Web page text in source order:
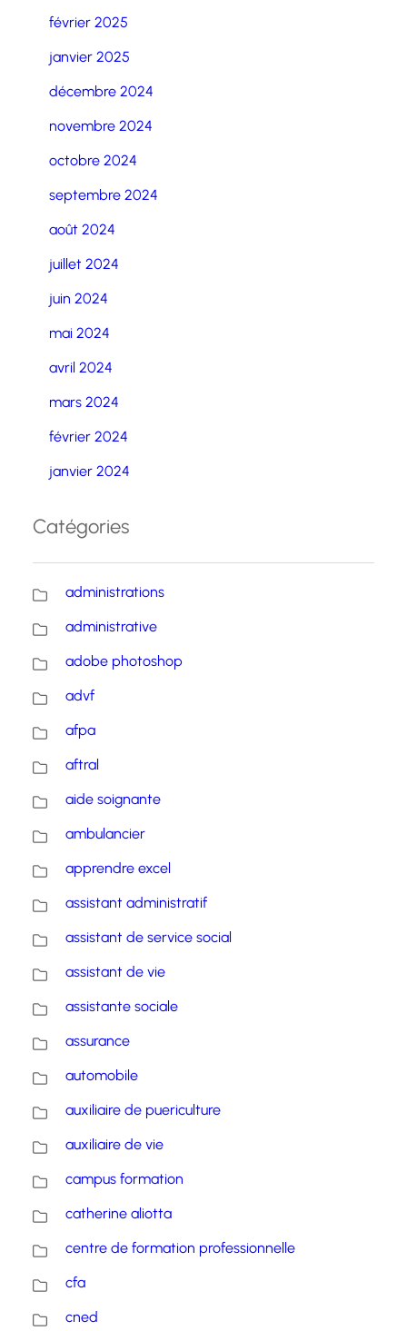
février 2025
janvier 2025
décembre 2024
novembre 2024
octobre 2024
septembre 2024
août 2024
juillet 2024
juin 2024
mai 2024
avril 2024
mars 2024
février 2024
janvier 2024
Catégories
administrations
administrative
adobe photoshop
advf
afpa
aftral
aide soignante
ambulancier
apprendre excel
assistant administratif
assistant de service social
assistant de vie
assistante sociale
assurance
automobile
auxiliaire de puericulture
auxiliaire de vie
campus formation
catherine aliotta
centre de formation professionnelle
cfa
cned